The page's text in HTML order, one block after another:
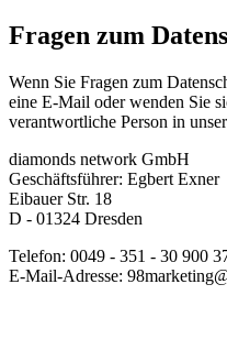
Fragen zum
Wenn Sie Fragen zum
eine E-Mail oder wenden Sie
verantwortliche Person in
diamonds network GmbH
Geschäftsführer: Egbert Exner
Eibauer Str. 18
D - 01324 Dresden
Telefon: 0049 - 351 - 30 900
E-Mail-Adresse: